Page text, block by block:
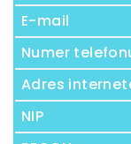
E-mail
Numer
Adres
NIP